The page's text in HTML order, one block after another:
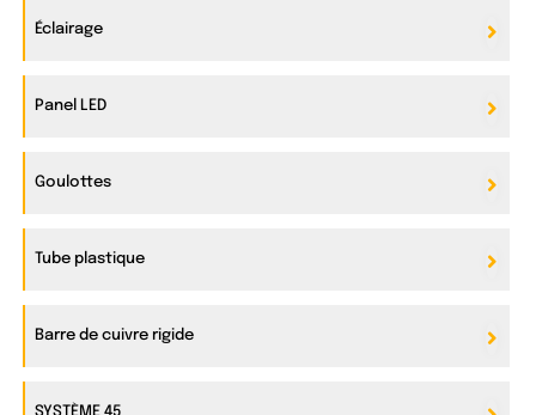
Éclairage
Panel LED
Goulottes
Tube plastique
Barre de cuivre rigide
SYSTÈME 45